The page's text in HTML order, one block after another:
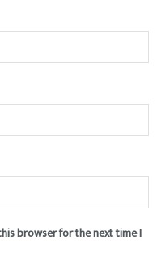
browser for the next time I